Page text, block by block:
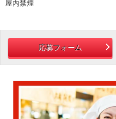
屋内禁煙
応募フォーム